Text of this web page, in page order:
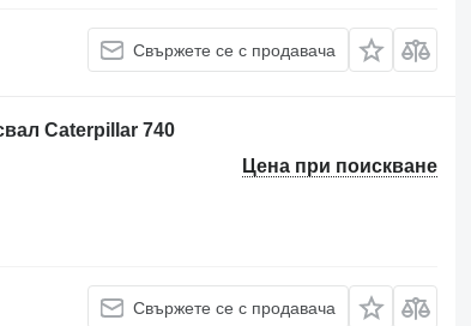
Свържете се с продавача
Caterpillar 740
Цена при поискване
Свържете се с продавача